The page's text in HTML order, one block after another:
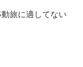
旅に適してない